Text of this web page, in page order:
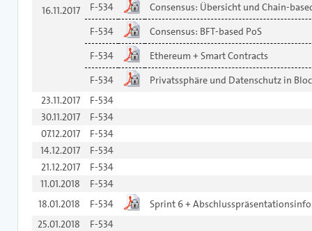
16.11.2017
F-534
Consensus: Übersicht und Chain-
F-534
Consensus: BFT-based PoS
F-534
Ethereum + Smart Contracts
F-534
Privatssphäre und Datenschutz in
23.11.2017
F-534
30.11.2017
F-534
07.12.2017
F-534
14.12.2017
F-534
21.12.2017
F-534
11.01.2018
F-534
18.01.2018
F-534
Sprint 6 +
25.01.2018
F-534